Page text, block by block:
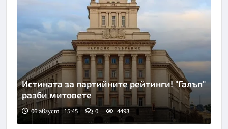
Истината за партийните рейтинги! "Галъп"
разби митовете
06 август | 15:45 0 4493